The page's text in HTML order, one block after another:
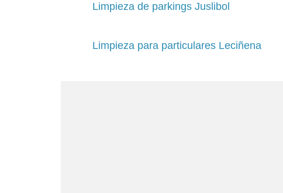
Limpieza de parkings Juslibol
Limpieza para particulares Leciñena